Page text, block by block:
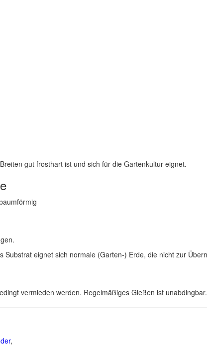
gut frosthart ist und sich für die Gartenkultur eignet.
eignet sich normale (Garten-) Erde, die nicht zur
vermieden werden. Regelmäßiges Gießen ist unabdingbar.
,